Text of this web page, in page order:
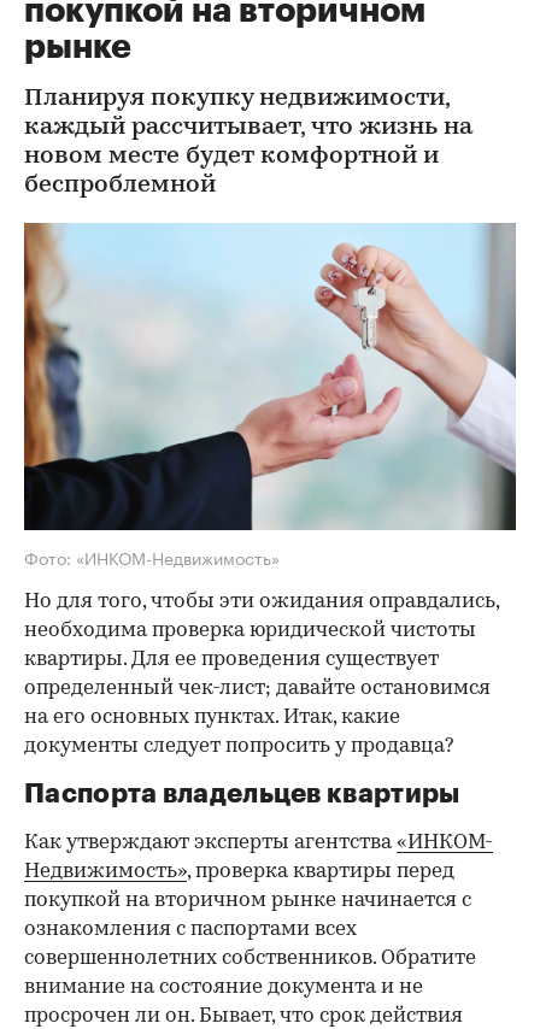
покупкой на вторичном
рынке
Планируя покупку недвижимости,
каждый рассчитывает, что жизнь на
новом месте будет комфортной и
беспроблемной
Фото: «ИНКОМ-Недвижимость»
Но для того, чтобы эти ожидания оправдались,
необходима проверка юридической чистоты
квартиры. Для ее проведения существует
определенный чек-лист; давайте остановимся
на его основных пунктах. Итак, какие
документы следует попросить у продавца?
Паспорта владельцев квартиры
Как утверждают эксперты агентства«ИНКОМ-
Недвижимость», проверка квартиры перед
покупкой на вторичном рынке начинается с
ознакомления с паспортами всех
совершеннолетних собственников. Обратите
внимание на состояние документа и не
просрочен ли он. Бывает, что срок действия